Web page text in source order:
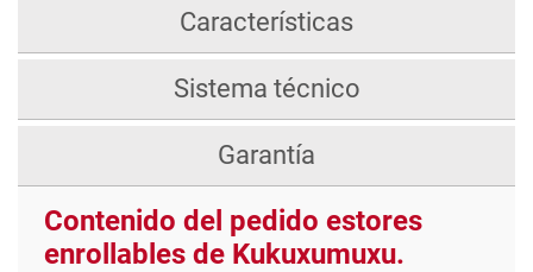
Características
Sistema técnico
Garantía
Contenido del pedido estores
enrollables de Kukuxumuxu.